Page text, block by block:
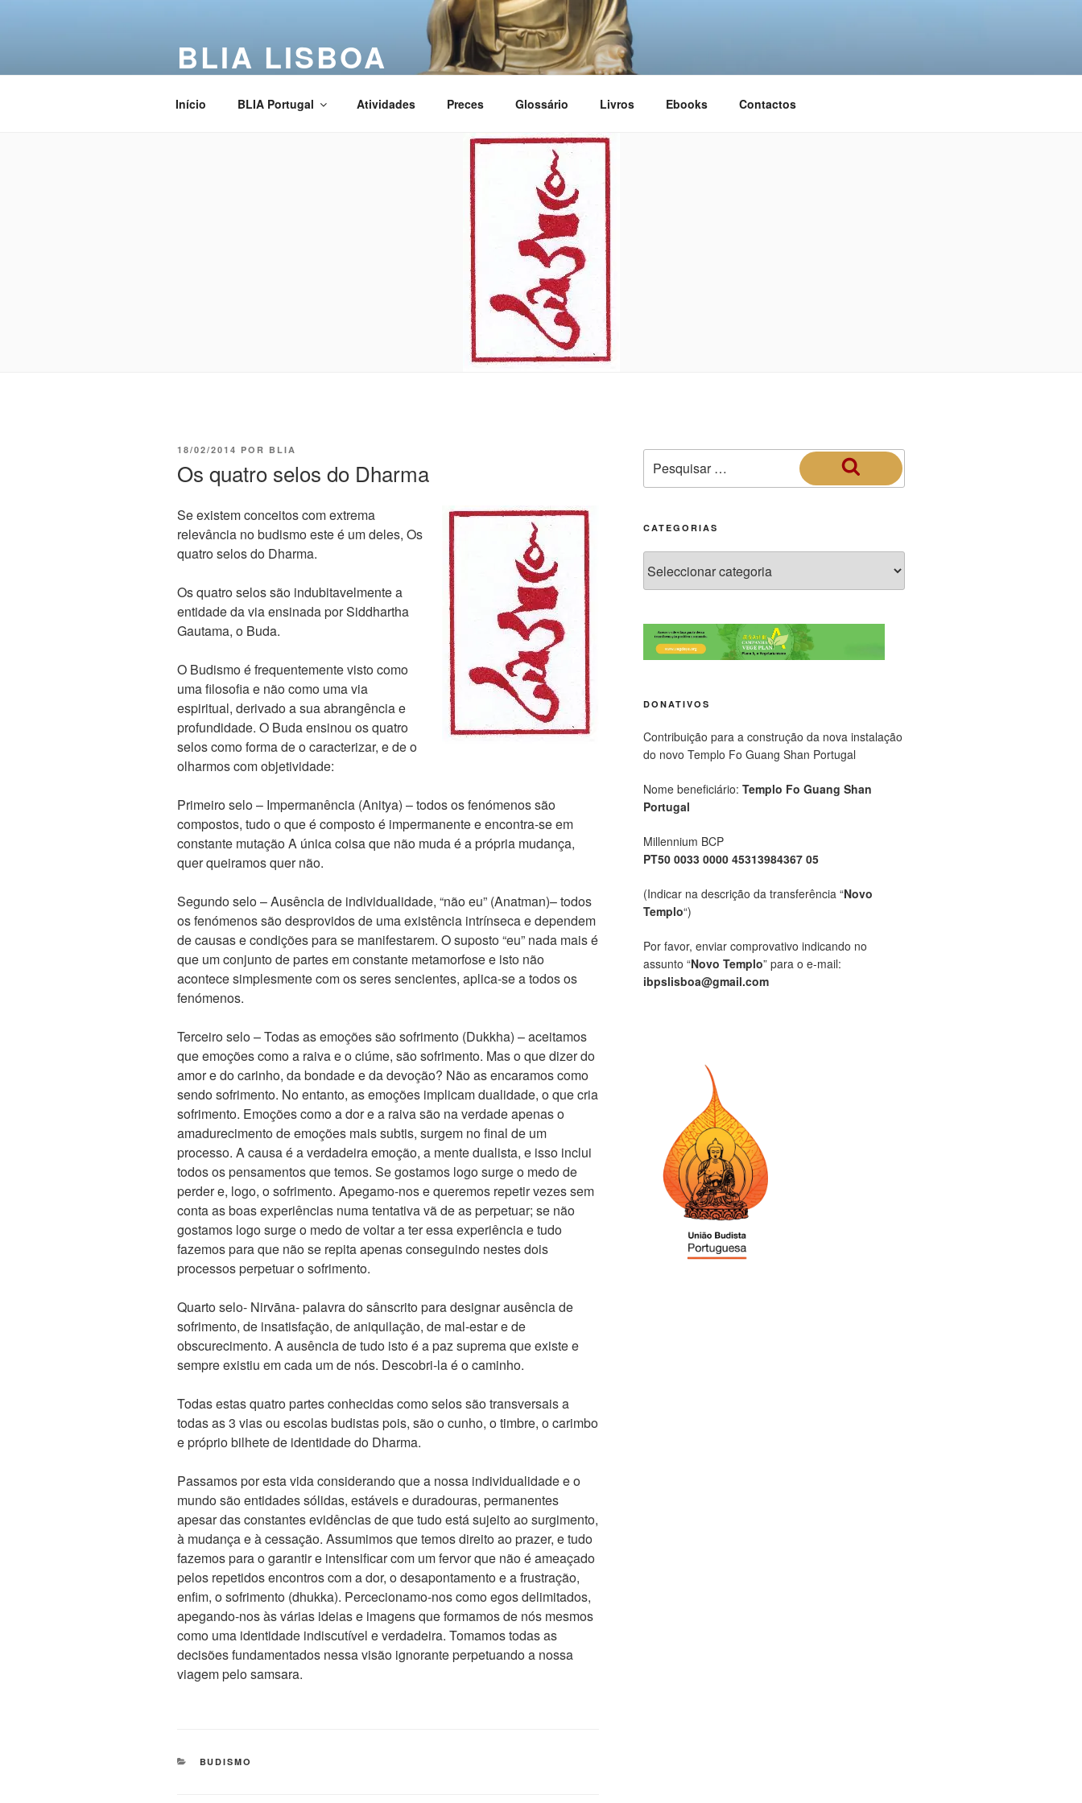
BLIA LISBOA
Início BLIA Portugal Atividades Preces Glossário Livros Ebooks Contactos
18/02/2014 POR BLIA
Os quatro selos do Dharma
Se existem conceitos com extrema
relevância no budismo este é um deles, Os
quatro selos do Dharma.
Os quatro selos são indubitavelmente a
entidade da via ensinada por Siddhartha
Gautama, o Buda.
O Budismo é frequentemente visto como
uma filosofia e não como uma via
espiritual, derivado a sua abrangência e
profundidade. O Buda ensinou os quatro
selos como forma de o caracterizar, e de o
olharmos com objetividade:
Primeiro selo – Impermanência (Anitya) – todos os fenómenos são
compostos, tudo o que é composto é impermanente e encontra-se em
constante mutação A única coisa que não muda é a própria mudança,
quer queiramos quer não.
Segundo selo – Ausência de individualidade, “não eu” (Anatman)– todos
os fenómenos são desprovidos de uma existência intrínseca e dependem
de causas e condições para se manifestarem. O suposto “eu” nada mais é
que um conjunto de partes em constante metamorfose e isto não
acontece simplesmente com os seres sencientes, aplica-se a todos os
fenómenos.
Terceiro selo – Todas as emoções são sofrimento (Dukkha) – aceitamos
que emoções como a raiva e o ciúme, são sofrimento. Mas o que dizer do
amor e do carinho, da bondade e da devoção? Não as encaramos como
sendo sofrimento. No entanto, as emoções implicam dualidade, o que cria
sofrimento. Emoções como a dor e a raiva são na verdade apenas o
amadurecimento de emoções mais subtis, surgem no final de um
processo. A causa é a verdadeira emoção, a mente dualista, e isso inclui
todos os pensamentos que temos. Se gostamos logo surge o medo de
perder e, logo, o sofrimento. Apegamo-nos e queremos repetir vezes sem
conta as boas experiências numa tentativa vã de as perpetuar; se não
gostamos logo surge o medo de voltar a ter essa experiência e tudo
fazemos para que não se repita apenas conseguindo nestes dois
processos perpetuar o sofrimento.
Quarto selo- Nirvāna- palavra do sânscrito para designar ausência de
sofrimento, de insatisfação, de aniquilação, de mal-estar e de
obscurecimento. A ausência de tudo isto é a paz suprema que existe e
sempre existiu em cada um de nós. Descobri-la é o caminho.
Todas estas quatro partes conhecidas como selos são transversais a
todas as 3 vias ou escolas budistas pois, são o cunho, o timbre, o carimbo
e próprio bilhete de identidade do Dharma.
Passamos por esta vida considerando que a nossa individualidade e o
mundo são entidades sólidas, estáveis e duradouras, permanentes
apesar das constantes evidências de que tudo está sujeito ao surgimento,
à mudança e à cessação. Assumimos que temos direito ao prazer, e tudo
fazemos para o garantir e intensificar com um fervor que não é ameaçado
pelos repetidos encontros com a dor, o desapontamento e a frustração,
enfim, o sofrimento (dhukka). Percecionamo-nos como egos delimitados,
apegando-nos às várias ideias e imagens que formamos de nós mesmos
como uma identidade indiscutível e verdadeira. Tomamos todas as
decisões fundamentados nessa visão ignorante perpetuando a nossa
viagem pelo samsara.
BUDISMO
CATEGORIAS
DONATIVOS
Contribuição para a construção da nova instalação
do novo Templo Fo Guang Shan Portugal
Nome beneficiário: Templo Fo Guang Shan
Portugal
Millennium BCP
PT50 0033 0000 45313984367 05
(Indicar na descrição da transferência “Novo
Templo“)
Por favor, enviar comprovativo indicando no
assunto “Novo Templo” para o e-mail:
ibpslisboa@gmail.com